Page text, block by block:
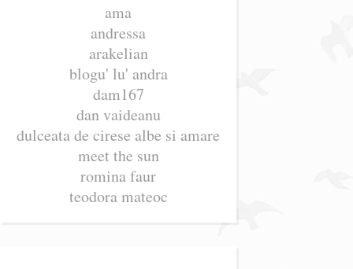
ama
andressa
arakelian
blogu' lu' andra
dam167
dan vaideanu
dulceata de cirese albe si amare
meet the sun
romina faur
teodora mateoc